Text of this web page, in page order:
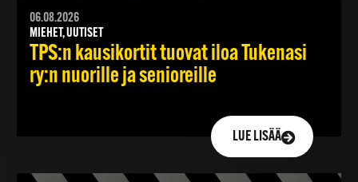
06.08.2026
MIEHET, UUTISET
TPS:n kausikortit tuovat iloa Tukenasi
ry:n nuorille ja senioreille
LUE LISÄÄ